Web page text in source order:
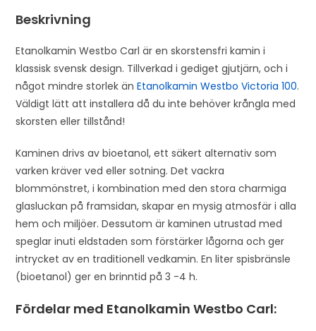
Beskrivning
Etanolkamin Westbo Carl är en skorstensfri kamin i
klassisk svensk design. Tillverkad i gediget gjutjärn, och i
något mindre storlek änEtanolkamin Westbo Victoria 100.
Väldigt lätt att installera då du inte behöver krångla med
skorsten eller tillstånd!
Kaminen drivs av bioetanol, ett säkert alternativ som
varken kräver ved eller sotning. Det vackra
blommönstret, i kombination med den stora charmiga
glasluckan på framsidan, skapar en mysig atmosfär i alla
hem och miljöer. Dessutom är kaminen utrustad med
speglar inuti eldstaden som förstärker lågorna och ger
intrycket av en traditionell vedkamin. En liter spisbränsle
(bioetanol) ger en brinntid på 3 -4 h.
Fördelar med Etanolkamin Westbo Carl: